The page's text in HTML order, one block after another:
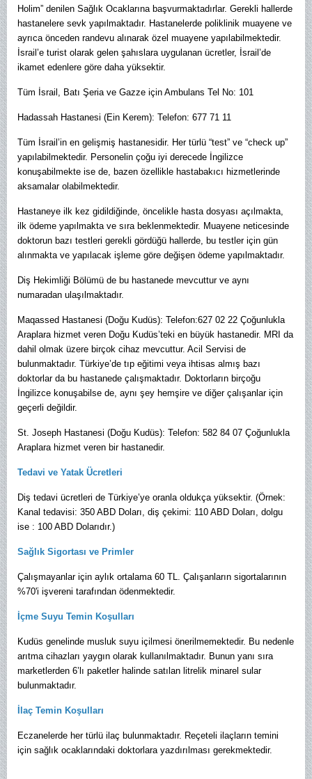
Holim” denilen Sağlık Ocaklarına başvurmaktadırlar. Gerekli hallerde
hastanelere sevk yapılmaktadır. Hastanelerde poliklinik muayene ve
ayrıca önceden randevu alınarak özel muayene yapılabilmektedir.
İsrail’e turist olarak gelen şahıslara uygulanan ücretler, İsrail’de
ikamet edenlere göre daha yüksektir.
Tüm İsrail, Batı Şeria ve Gazze için Ambulans Tel No: 101
Hadassah Hastanesi (Ein Kerem): Telefon: 677 71 11
Tüm İsrail’in en gelişmiş hastanesidir. Her türlü “test” ve “check up”
yapılabilmektedir. Personelin çoğu iyi derecede İngilizce
konuşabilmekte ise de, bazen özellikle hastabakıcı hizmetlerinde
aksamalar olabilmektedir.
Hastaneye ilk kez gidildiğinde, öncelikle hasta dosyası açılmakta,
ilk ödeme yapılmakta ve sıra beklenmektedir. Muayene neticesinde
doktorun bazı testleri gerekli gördüğü hallerde, bu testler için gün
alınmakta ve yapılacak işleme göre değişen ödeme yapılmaktadır.
Diş Hekimliği Bölümü de bu hastanede mevcuttur ve aynı
numaradan ulaşılmaktadır.
Maqassed Hastanesi (Doğu Kudüs): Telefon:627 02 22 Çoğunlukla
Araplara hizmet veren Doğu Kudüs’teki en büyük hastanedir. MRI da
dahil olmak üzere birçok cihaz mevcuttur. Acil Servisi de
bulunmaktadır. Türkiye’de tıp eğitimi veya ihtisas almış bazı
doktorlar da bu hastanede çalışmaktadır. Doktorların birçoğu
İngilizce konuşabilse de, aynı şey hemşire ve diğer çalışanlar için
geçerli değildir.
St. Joseph Hastanesi (Doğu Kudüs): Telefon: 582 84 07 Çoğunlukla
Araplara hizmet veren bir hastanedir.
Tedavi ve Yatak Ücretleri
Diş tedavi ücretleri de Türkiye’ye oranla oldukça yüksektir. (Örnek:
Kanal tedavisi: 350 ABD Doları, diş çekimi: 110 ABD Doları, dolgu
ise : 100 ABD Dolarıdır.)
Sağlık Sigortası ve Primler
Çalışmayanlar için aylık ortalama 60 TL. Çalışanların sigortalarının
%70'i işvereni tarafından ödenmektedir.
İçme Suyu Temin Koşulları
Kudüs genelinde musluk suyu içilmesi önerilmemektedir. Bu nedenle
arıtma cihazları yaygın olarak kullanılmaktadır. Bunun yanı sıra
marketlerden 6’lı paketler halinde satılan litrelik minarel sular
bulunmaktadır.
İlaç Temin Koşulları
Eczanelerde her türlü ilaç bulunmaktadır. Reçeteli ilaçların temini
için sağlık ocaklarındaki doktorlara yazdırılması gerekmektedir.